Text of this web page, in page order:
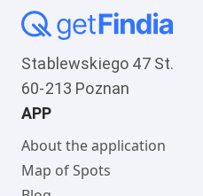
Stablewskiego 47 St.
60-213 Poznan
APP
About the application
Map of Spots